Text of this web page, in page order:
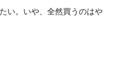
い。いや、全然買うのはや